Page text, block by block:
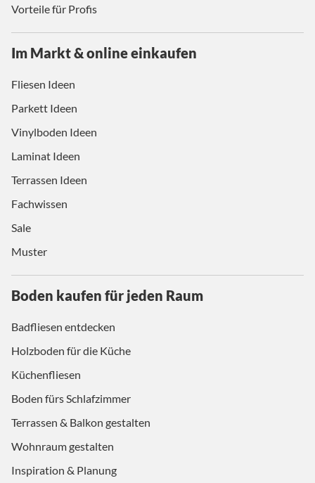
Vorteile für Profis
Im Markt & online einkaufen
Fliesen Ideen
Parkett Ideen
Vinylboden Ideen
Laminat Ideen
Terrassen Ideen
Fachwissen
Sale
Muster
Boden kaufen für jeden Raum
Badfliesen entdecken
Holzboden für die Küche
Küchenfliesen
Boden fürs Schlafzimmer
Terrassen & Balkon gestalten
Wohnraum gestalten
Inspiration & Planung